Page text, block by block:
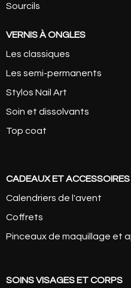
Sourcils
VERNIS À ONGLES
Les classiques
Les semi-permanents
Stylos Nail Art
Soin et dissolvants
Top coat
CADEAUX ET ACCESSOIRES
Calendriers de l'avent
Coffrets
Pinceaux de maquillage et
SOINS VISAGES ET CORPS